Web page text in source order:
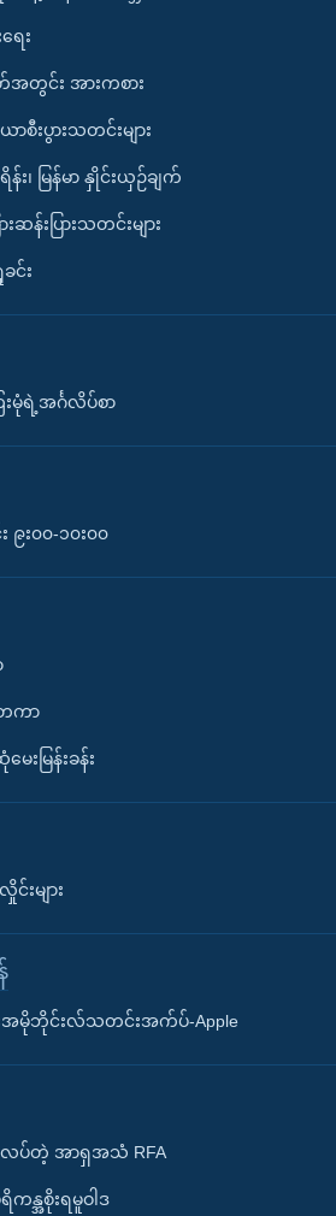
ရေး
တွင်း အားကစား
စီးပွားသတင်းများ
း၊ မြန်မာ နှိုင်းယှဉ်ချက်
းဆန်းပြားသတင်းများ
င်း
းမုံရဲ့အင်္ဂလိပ်စာ
၉း၀၀-၁၀း၀၀
ကာ
းမြန်းခန်း
းများ
မိုဘိုင်းလ်သတင်းအက်ပ်-Apple
တဲ့ အာရှအသံ RFA
ကန္အစိုးရမူဝါဒ